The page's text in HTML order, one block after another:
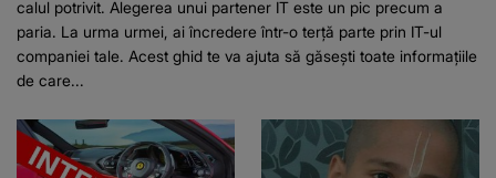
calul potrivit. Alegerea unui partener IT este un pic precum a
paria. La urma urmei, ai încredere într-o terță parte prin IT-ul
companiei tale. Acest ghid te va ajuta să găsești toate informațiile
de care...